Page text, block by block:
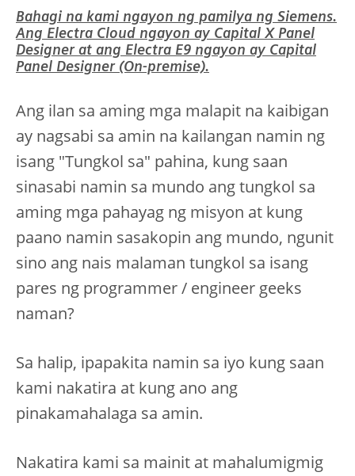
Bahagi na kami ngayon ng pamilya ng Siemens.
Ang Electra Cloud ngayon ay Capital X Panel
Designer at ang Electra E9 ngayon ay Capital
Panel Designer (On-premise).
Ang ilan sa aming mga malapit na kaibigan
ay nagsabi sa amin na kailangan namin ng
isang "Tungkol sa" pahina, kung saan
sinasabi namin sa mundo ang tungkol sa
aming mga pahayag ng misyon at kung
paano namin sasakopin ang mundo, ngunit
sino ang nais malaman tungkol sa isang
pares ng programmer / engineer geeks
naman?
Sa halip, ipapakita namin sa iyo kung saan
kami nakatira at kung ano ang
pinakamahalaga sa amin.
Nakatira kami sa mainit at mahalumigmig